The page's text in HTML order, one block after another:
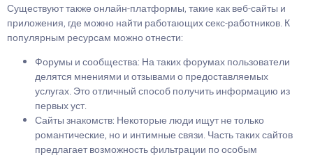
Существуют также онлайн-платформы, такие как веб-сайты и
приложения, где можно найти работающих секс-работников. К
популярным ресурсам можно отнести:
Форумы и сообщества: На таких форумах пользователи
делятся мнениями и отзывами о предоставляемых
услугах. Это отличный способ получить информацию из
первых уст.
Сайты знакомств: Некоторые люди ищут не только
романтические, но и интимные связи. Часть таких сайтов
предлагает возможность фильтрации по особым